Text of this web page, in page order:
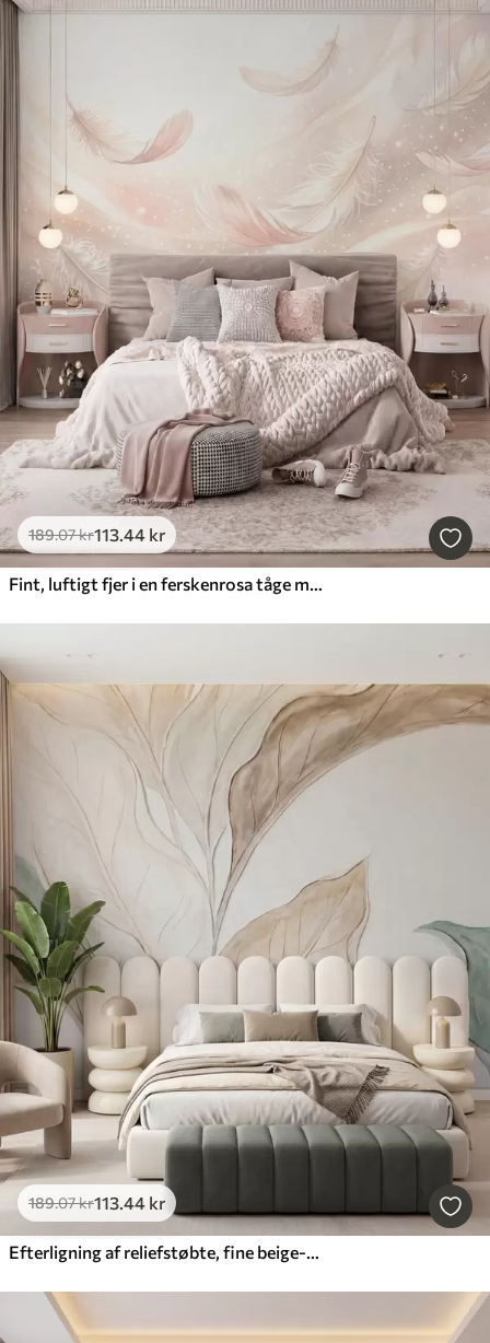
189.07kr113.44 kr
Fint, luftigt fjer i en ferskenrosa tåge med glans
189.07kr113.44 kr
Efterligning af reliefstøbte, fine beige-grønne blade